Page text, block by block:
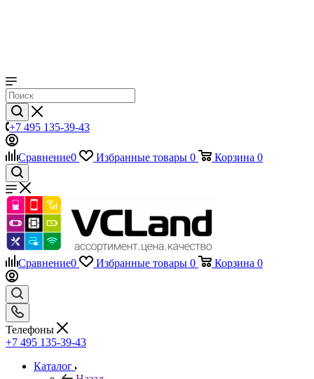
+7 495 135-39-43
Сравнение
Сравнение 0 Избранные товары 0
Телефоны
+7 495 135-39-43
Каталог
Назад
Каталог